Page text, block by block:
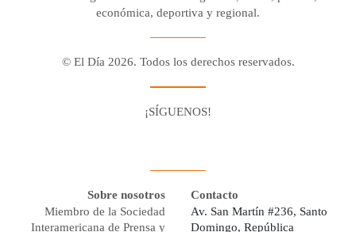
económica, deportiva y regional.
© El Día 2026. Todos los derechos reservados.
¡SÍGUENOS!
Sobre nosotros
Miembro de la Sociedad
Interamericana de Prensa y
Contacto
Av. San Martín #236, Santo
Domingo, República